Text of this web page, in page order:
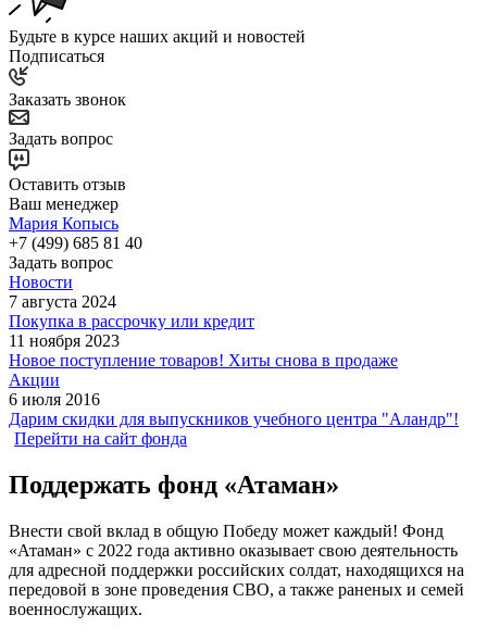
Будьте в курсе наших акций и новостей
Подписаться
Заказать звонок
Задать вопрос
Оставить отзыв
Ваш менеджер
Мария Копысь
+7 (499) 685 81 40
Задать вопрос
Новости
7 августа 2024
Покупка в рассрочку или кредит
11 ноября 2023
Новое поступление товаров! Хиты снова в продаже
Акции
6 июля 2016
Дарим скидки для выпускников учебного центра "Аландр"!
Перейти на сайт фонда
Поддержать фонд «Атаман»
Внести свой вклад в общую Победу может каждый! Фонд
«Атаман» с 2022 года активно оказывает свою деятельность
для адресной поддержки российских солдат, находящихся на
передовой в зоне проведения СВО, а также раненых и семей
военнослужащих.